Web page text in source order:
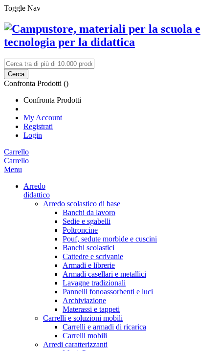
Toggle Nav
Cerca
Confronta Prodotti ()
Confronta Prodotti
My Account
Registrati
Login
Carrello
Carrello
Menu
Arredo
didattico
Arredo scolastico di base
Banchi da lavoro
Sedie e sgabelli
Poltroncine
Pouf, sedute morbide e cuscini
Banchi scolastici
Cattedre e scrivanie
Armadi e librerie
Armadi casellari e metallici
Lavagne tradizionali
Pannelli fonoassorbenti e luci
Archiviazione
Materassi e tappeti
Carrelli e soluzioni mobili
Carrelli e armadi di ricarica
Carrelli mobili
Arredi caratterizzanti